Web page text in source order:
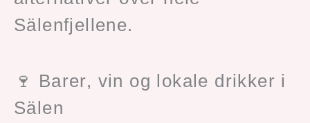
Sälenfjellene.
🍷 Barer, vin og lokale drikker i
Sälen